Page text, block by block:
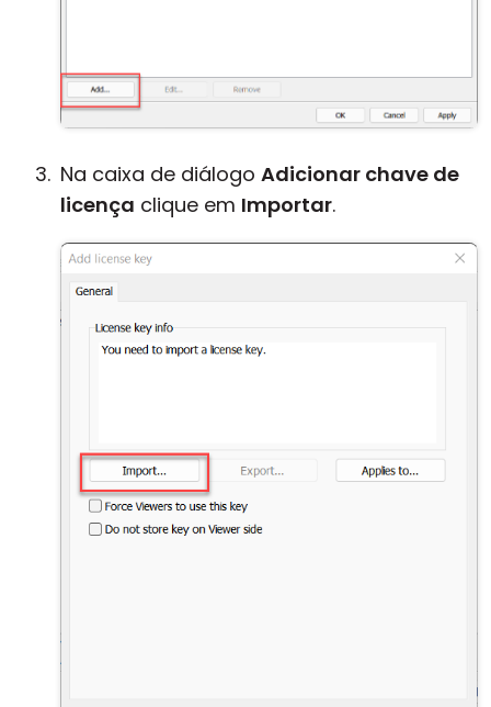
Na caixa de diálogo Adicionar chave de
licença clique em Importar.